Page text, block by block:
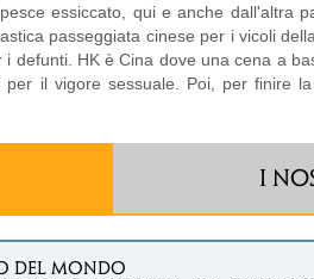
essiccato, qui e anche dall'altra
passeggiata cinese per i vicoli
defunti. HK è Cina dove una cena a
il vigore sessuale. Poi, per finire
I
DEL MONDO